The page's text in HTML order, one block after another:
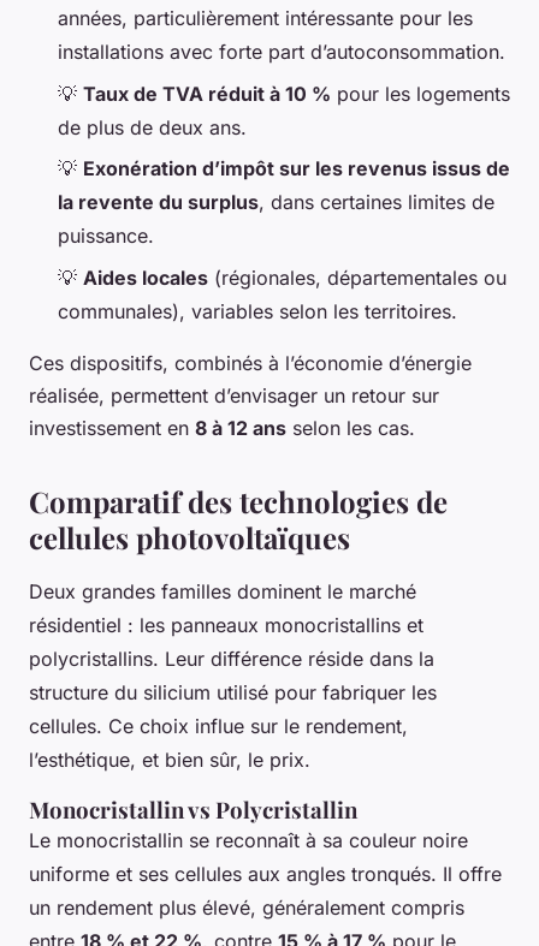
années, particulièrement intéressante pour les
installations avec forte part d’autoconsommation.
💡 Taux de TVA réduit à 10 % pour les logements
de plus de deux ans.
💡 Exonération d’impôt sur les revenus issus de
la revente du surplus, dans certaines limites de
puissance.
💡 Aides locales (régionales, départementales ou
communales), variables selon les territoires.
Ces dispositifs, combinés à l’économie d’énergie
réalisée, permettent d’envisager un retour sur
investissement en 8 à 12 ans selon les cas.
Comparatif des technologies de
cellules photovoltaïques
Deux grandes familles dominent le marché
résidentiel : les panneaux monocristallins et
polycristallins. Leur différence réside dans la
structure du silicium utilisé pour fabriquer les
cellules. Ce choix influe sur le rendement,
l’esthétique, et bien sûr, le prix.
Monocristallin vs Polycristallin
Le monocristallin se reconnaît à sa couleur noire
uniforme et ses cellules aux angles tronqués. Il offre
un rendement plus élevé, généralement compris
entre 18 % et 22 %, contre 15 % à 17 % pour le